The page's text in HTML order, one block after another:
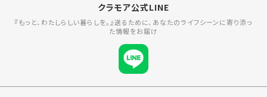
クラモア公式LINE
『もっと、わたしらしい暮らしを。』送るために、あなたのライフシーンに寄り添っ
た情報をお届け